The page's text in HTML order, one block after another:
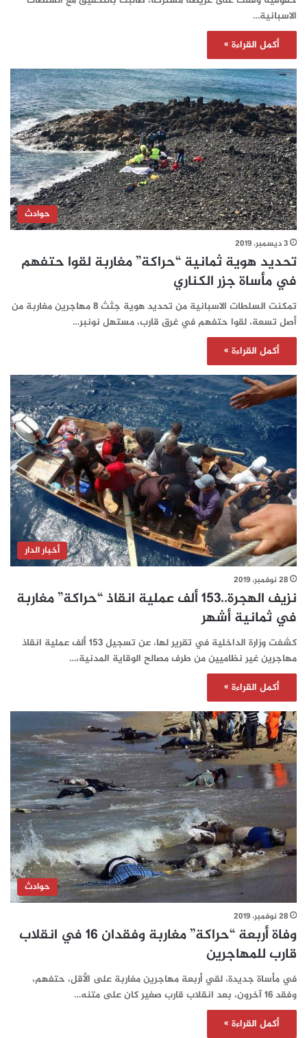
الاسبانية…
أكمل القراءة »
حوادث
3 ديسمبر، 2019
تحديد هوية ثمانية “حراكة” مغاربة لقوا حتفهم
في مأساة جزر الكناري
تمكنت السلطات الاسبانية من تحديد هوية جثث 8 مهاجرين مغاربة من
أصل تسعة، لقوا حتفهم في غرق قارب، مستهل نونبر…
أكمل القراءة »
أخبار الدار
28 نوفمبر، 2019
نزيف الهجرة..153 ألف عملية انقاذ “حراكة” مغاربة
في ثمانية أشهر
كشفت وزارة الداخلية في تقرير لها، عن تسجيل 153 ألف عملية انقاذ
مهاجرين غير نظاميين من طرف مصالح الوقاية المدنية،…
أكمل القراءة »
حوادث
28 نوفمبر، 2019
وفاة أربعة “حراكة” مغاربة وفقدان 16 في انقلاب
قارب للمهاجرين
في مأساة جديدة، لقي أربعة مهاجرين مغاربة على الأقل، حتفهم،
وفقد 16 آخرون، بعد انقلاب قارب صغير كان على متنه…
أكمل القراءة »